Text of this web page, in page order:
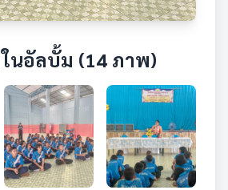
นอัลบั้ม (14 ภาพ)